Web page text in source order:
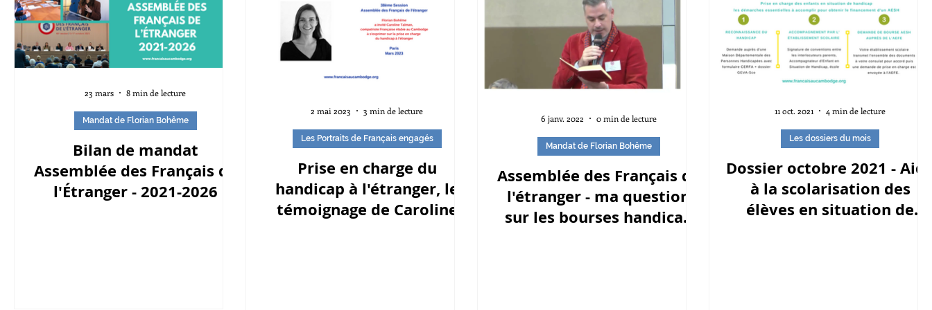
Bilan de mandat
Assemblée des Français de
l'Étranger - 2021-2026
Mandat de Florian Bohême
23 mars 8 min de lecture
Prise en charge du
handicap à l'étranger, le
témoignage de Caroline
Les Portraits de Français engagés
2 mai 2023 3 min de lecture
Assemblée des Français de
l'étranger - ma question
sur les bourses handicap
Mandat de Florian Bohême
6 janv. 2022 0 min de lecture
Dossier octobre 2021 -
à la scolarisation des
élèves en situation de
Les dossiers du mois
11 oct. 2021 4 min de lecture